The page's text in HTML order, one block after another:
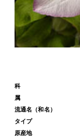
科
属
流通名（和名）
タイプ
原産地